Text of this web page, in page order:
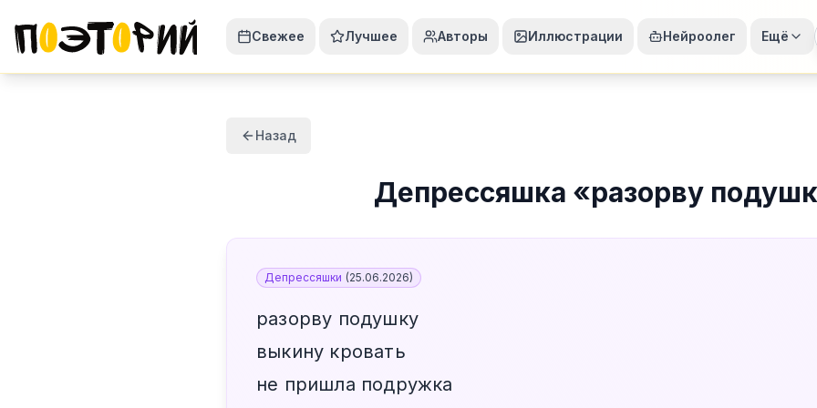
Свежее Лучшее Авторы Иллюстрации Нейроолег Ещё
Назад
Депрессяшка «разорву
Депрессяшки (25.06.2026)
разорву подушку
выкину кровать
не пришла подружка